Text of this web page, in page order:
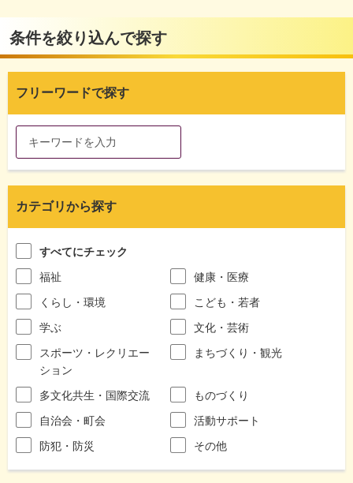
条件を絞り込んで探す
フリーワードで探す
カテゴリから探す
すべてにチェック
福祉
健康・医療
くらし・環境
こども・若者
学ぶ
文化・芸術
スポーツ・レクリエー
ション
まちづくり・観光
多文化共生・国際交流
ものづくり
自治会・町会
活動サポート
防犯・防災
その他